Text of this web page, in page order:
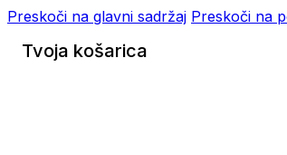
Preskoči na glavni sadržaj Preskoči na
Tvoja košarica